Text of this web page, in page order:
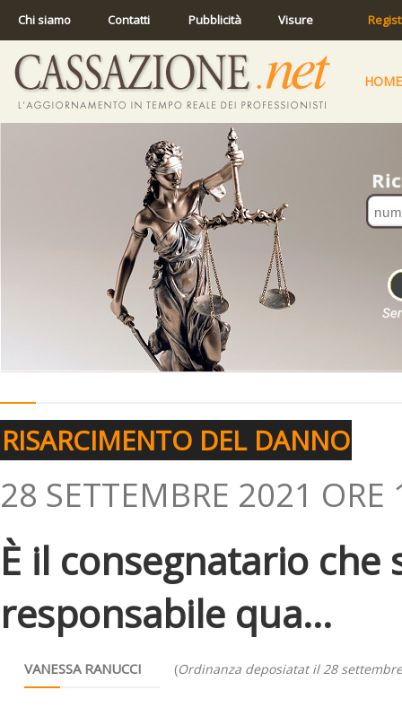
Chi siamo Contatti Pubblicità Visure
HOME
RISARCIMENTO DEL DANNO
28 SETTEMBRE 2021 ORE
È il consegnatario che
responsabile qua...
VANESSA RANUCCI (Ordinanza deposiatat il 28